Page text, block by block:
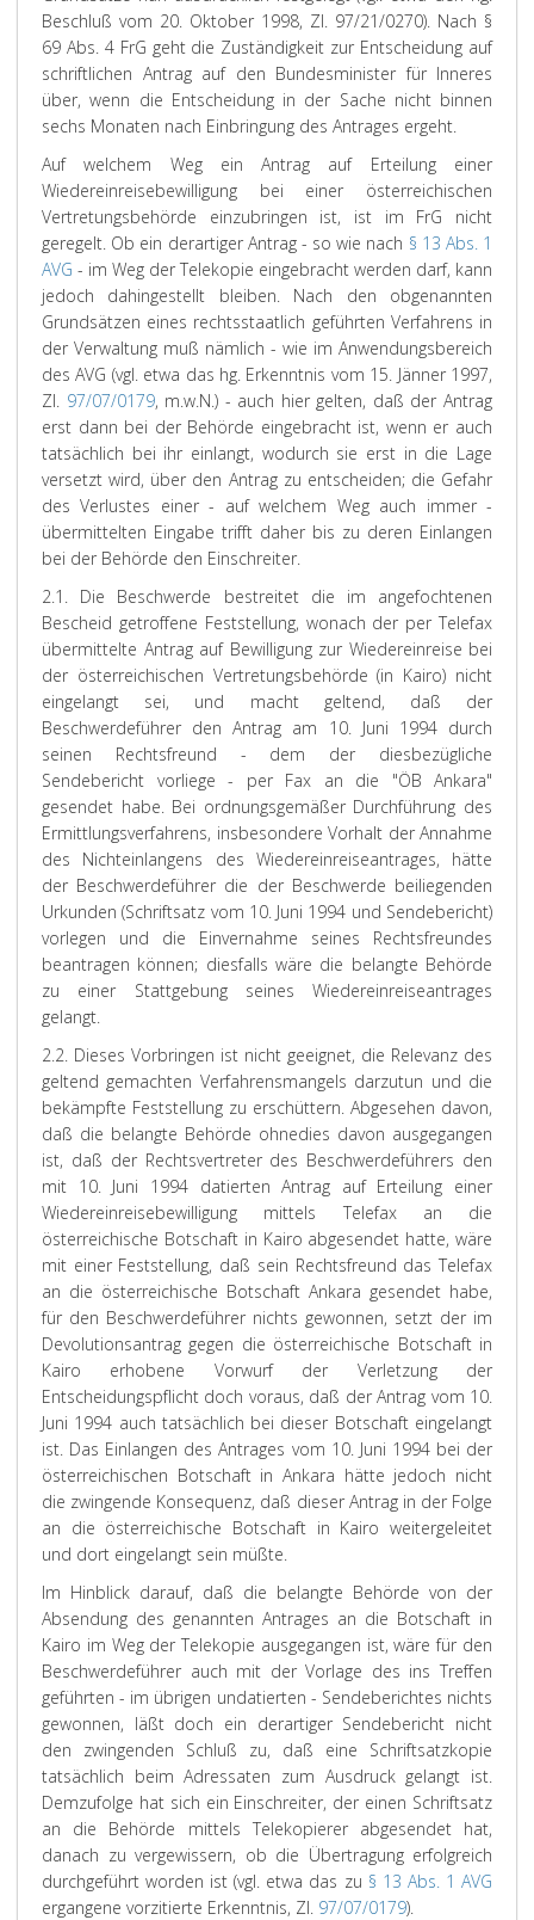
Beschluß vom 20. Oktober 1998, Zl. 97/21/0270). Nach §
69 Abs. 4 FrG geht die Zuständigkeit zur Entscheidung auf
schriftlichen Antrag auf den Bundesminister für Inneres
über, wenn die Entscheidung in der Sache nicht binnen
sechs Monaten nach Einbringung des Antrages ergeht.
Auf welchem Weg ein Antrag auf Erteilung einer
Wiedereinreisebewilligung bei einer österreichischen
Vertretungsbehörde einzubringen ist, ist im FrG nicht
geregelt. Ob ein derartiger Antrag - so wie nach § 13 Abs. 1
AVG - im Weg der Telekopie eingebracht werden darf, kann
jedoch dahingestellt bleiben. Nach den obgenannten
Grundsätzen eines rechtsstaatlich geführten Verfahrens in
der Verwaltung muß nämlich - wie im Anwendungsbereich
des AVG (vgl. etwa das hg. Erkenntnis vom 15. Jänner 1997,
Zl. 97/07/0179, m.w.N.) - auch hier gelten, daß der Antrag
erst dann bei der Behörde eingebracht ist, wenn er auch
tatsächlich bei ihr einlangt, wodurch sie erst in die Lage
versetzt wird, über den Antrag zu entscheiden; die Gefahr
des Verlustes einer - auf welchem Weg auch immer -
übermittelten Eingabe trifft daher bis zu deren Einlangen
bei der Behörde den Einschreiter.
2.1. Die Beschwerde bestreitet die im angefochtenen
Bescheid getroffene Feststellung, wonach der per Telefax
übermittelte Antrag auf Bewilligung zur Wiedereinreise bei
der österreichischen Vertretungsbehörde (in Kairo) nicht
eingelangt sei, und macht geltend, daß der
Beschwerdeführer den Antrag am 10. Juni 1994 durch
seinen Rechtsfreund - dem der diesbezügliche
Sendebericht vorliege - per Fax an die "ÖB Ankara"
gesendet habe. Bei ordnungsgemäßer Durchführung des
Ermittlungsverfahrens, insbesondere Vorhalt der Annahme
des Nichteinlangens des Wiedereinreiseantrages, hätte
der Beschwerdeführer die der Beschwerde beiliegenden
Urkunden (Schriftsatz vom 10. Juni 1994 und Sendebericht)
vorlegen und die Einvernahme seines Rechtsfreundes
beantragen können; diesfalls wäre die belangte Behörde
zu einer Stattgebung seines Wiedereinreiseantrages
gelangt.
2.2. Dieses Vorbringen ist nicht geeignet, die Relevanz des
geltend gemachten Verfahrensmangels darzutun und die
bekämpfte Feststellung zu erschüttern. Abgesehen davon,
daß die belangte Behörde ohnedies davon ausgegangen
ist, daß der Rechtsvertreter des Beschwerdeführers den
mit 10. Juni 1994 datierten Antrag auf Erteilung einer
Wiedereinreisebewilligung mittels Telefax an die
österreichische Botschaft in Kairo abgesendet hatte, wäre
mit einer Feststellung, daß sein Rechtsfreund das Telefax
an die österreichische Botschaft Ankara gesendet habe,
für den Beschwerdeführer nichts gewonnen, setzt der im
Devolutionsantrag gegen die österreichische Botschaft in
Kairo erhobene Vorwurf der Verletzung der
Entscheidungspflicht doch voraus, daß der Antrag vom 10.
Juni 1994 auch tatsächlich bei dieser Botschaft eingelangt
ist. Das Einlangen des Antrages vom 10. Juni 1994 bei der
österreichischen Botschaft in Ankara hätte jedoch nicht
die zwingende Konsequenz, daß dieser Antrag in der Folge
an die österreichische Botschaft in Kairo weitergeleitet
und dort eingelangt sein müßte.
Im Hinblick darauf, daß die belangte Behörde von der
Absendung des genannten Antrages an die Botschaft in
Kairo im Weg der Telekopie ausgegangen ist, wäre für den
Beschwerdeführer auch mit der Vorlage des ins Treffen
geführten - im übrigen undatierten - Sendeberichtes nichts
gewonnen, läßt doch ein derartiger Sendebericht nicht
den zwingenden Schluß zu, daß eine Schriftsatzkopie
tatsächlich beim Adressaten zum Ausdruck gelangt ist.
Demzufolge hat sich ein Einschreiter, der einen Schriftsatz
an die Behörde mittels Telekopierer abgesendet hat,
danach zu vergewissern, ob die Übertragung erfolgreich
durchgeführt worden ist (vgl. etwa das zu § 13 Abs. 1 AVG
ergangene vorzitierte Erkenntnis, Zl. 97/07/0179).